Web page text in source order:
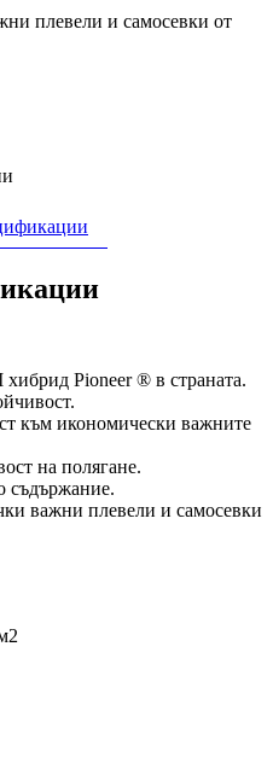
плевели и самосевки от
Pioneer ® в страната.
към икономически важните
на полягане.
съдържание.
важни плевели и самосевки